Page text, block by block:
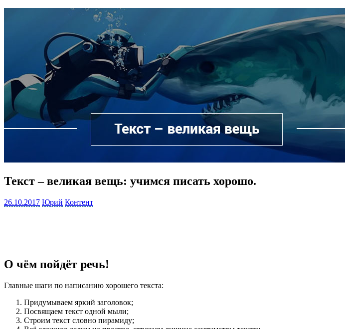
Текст – великая вещь: учимся писать хорошо.
26.10.2017 Юрий Контент
О чём пойдёт речь!
Главные шаги по написанию хорошего текста:
Придумываем яркий заголовок;
Посвящаем текст одной мыли;
Строим текст словно пирамиду;